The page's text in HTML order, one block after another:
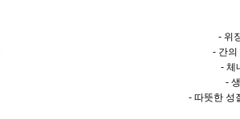
- 위
- 간의
- 체
-
- 따뜻한 성